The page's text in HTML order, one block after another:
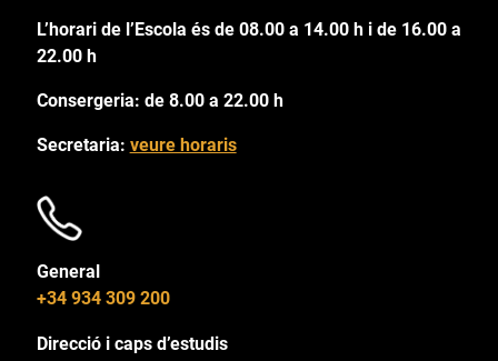
L’horari de l’Escola és de 08.00 a 14.00 h i de 16.00 a
22.00 h
Consergeria: de 8.00 a 22.00 h
Secretaria: veure horaris
General
+34 934 309 200
Direcció i caps d’estudis